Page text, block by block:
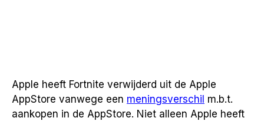
Apple heeft Fortnite verwijderd uit de Apple
AppStore vanwege een meningsverschil m.b.t.
aankopen in de AppStore. Niet alleen Apple heeft